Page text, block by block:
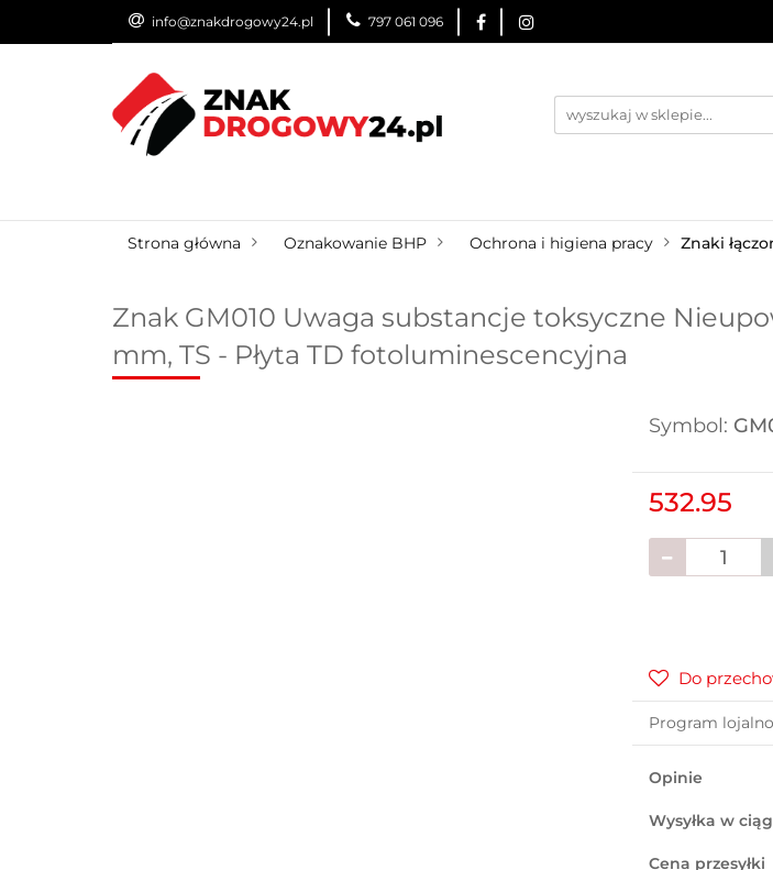
info@znakdrogowy24.pl 797 061 096
ZNAKI DROGOWE URZĄDZENIA BRD
Strona główna Oznakowanie BHP Ochrona i higiena pracy Znaki
Znak GM010 Uwaga substancje toksyczne
mm, TS - Płyta TD fotoluminescencyjna
Symbol:
532.95
Do
Program
Opinie
Wysyłka w
Cena przesyłki